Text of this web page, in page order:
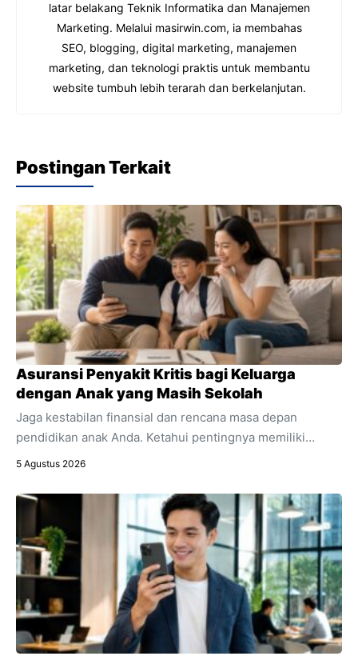
latar belakang Teknik Informatika dan Manajemen
Marketing. Melalui masirwin.com, ia membahas
SEO, blogging, digital marketing, manajemen
marketing, dan teknologi praktis untuk membantu
website tumbuh lebih terarah dan berkelanjutan.
Postingan Terkait
Asuransi Penyakit Kritis bagi Keluarga
dengan Anak yang Masih Sekolah
Jaga kestabilan finansial dan rencana masa depan
pendidikan anak Anda. Ketahui pentingnya memiliki
asuransi penyakit kritis sebagai bagian integral dari
5 Agustus 2026